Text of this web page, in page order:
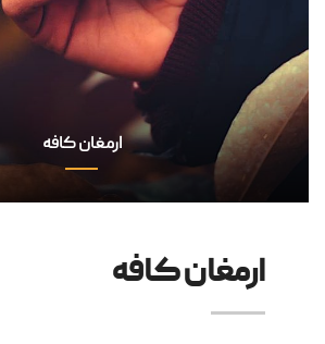
ارمغان کافه
ارمغان کافه